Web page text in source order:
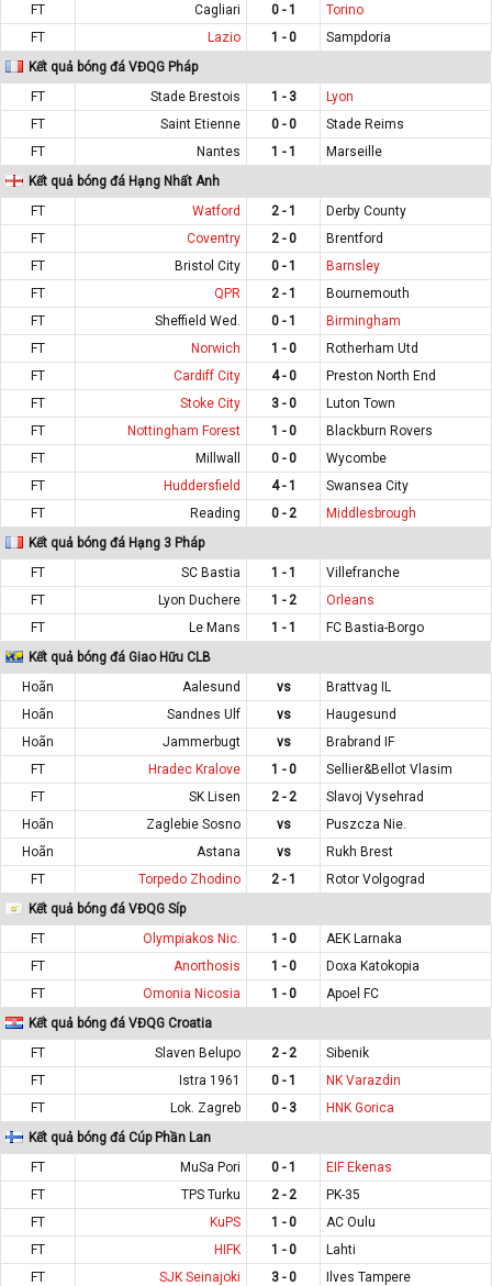
FT
Cagliari 0 - 1
Torino
FT
Lazio 1 - 0
Sampdoria
Kết quả bóng đá VĐQG Pháp
FT
Stade Brestois 1 - 3
Lyon
FT
Saint Etienne 0 - 0
Stade Reims
FT
Nantes 1 - 1
Marseille
Kết quả bóng đá Hạng Nhất Anh
FT
Watford 2 - 1
Derby County
FT
Coventry 2 - 0
Brentford
FT
Bristol City 0 - 1
Barnsley
FT
QPR 2 - 1
Bournemouth
FT
Sheffield Wed. 0 - 1
Birmingham
FT
Norwich 1 - 0
Rotherham Utd
FT
Cardiff City 4 - 0
Preston North End
FT
Stoke City 3 - 0
Luton Town
FT
Nottingham Forest 1 - 0
Blackburn Rovers
FT
Millwall 0 - 0
Wycombe
FT
Huddersfield 4 - 1
Swansea City
FT
Reading 0 - 2
Middlesbrough
Kết quả bóng đá Hạng 3 Pháp
FT
SC Bastia 1 - 1
Villefranche
FT
Lyon Duchere 1 - 2
Orleans
FT
Le Mans 1 - 1
FC Bastia-Borgo
Kết quả bóng đá Giao Hữu CLB
Hoãn
Aalesund vs
Brattvag IL
Hoãn
Sandnes Ulf vs
Haugesund
Hoãn
Jammerbugt vs
Brabrand IF
FT
Hradec Kralove 1 - 0
Sellier&Bellot Vlasim
FT
SK Lisen 2 - 2
Slavoj Vysehrad
Hoãn
Zaglebie Sosno vs
Puszcza Nie.
Hoãn
Astana vs
Rukh Brest
FT
Torpedo Zhodino 2 - 1
Rotor Volgograd
Kết quả bóng đá VĐQG Síp
FT
Olympiakos Nic. 1 - 0
AEK Larnaka
FT
Anorthosis 1 - 0
Doxa Katokopia
FT
Omonia Nicosia 1 - 0
Apoel FC
Kết quả bóng đá VĐQG Croatia
FT
Slaven Belupo 2 - 2
Sibenik
FT
Istra 1961 0 - 1
NK Varazdin
FT
Lok. Zagreb 0 - 3
HNK Gorica
Kết quả bóng đá Cúp Phần Lan
FT
MuSa Pori 0 - 1
EIF Ekenas
FT
TPS Turku 2 - 2
PK-35
FT
KuPS 1 - 0
AC Oulu
FT
HIFK 1 - 0
Lahti
FT
SJK Seinajoki 3 - 0
Ilves Tampere